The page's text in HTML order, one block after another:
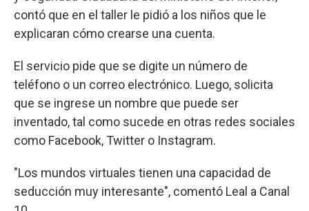
contó que en el taller le pidió a los niños que le
explicaran cómo crearse una cuenta.
El servicio pide que se digite un número de
teléfono o un correo electrónico. Luego, solicita
que se ingrese un nombre que puede ser
inventado, tal como sucede en otras redes sociales
como Facebook, Twitter o Instagram.
"Los mundos virtuales tienen una capacidad de
seducción muy interesante", comentó Leal a Canal